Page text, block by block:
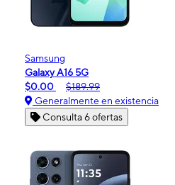
Samsung
Galaxy A16 5G
$0.00
$189.99
Generalmente en existencia
Consulta 6 ofertas